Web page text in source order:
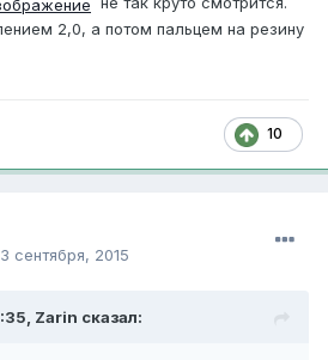
2,0, а потом пальцем на резину
10
сентября, 2015
Zarin сказал: